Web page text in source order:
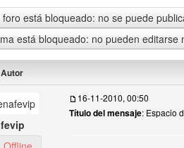
foro está bloqueado: no se puede
está bloqueado: no pueden editarse
Autor
Ver perfil del usuario
16-11-2010, 00:50
Título del mensaje: Espacio